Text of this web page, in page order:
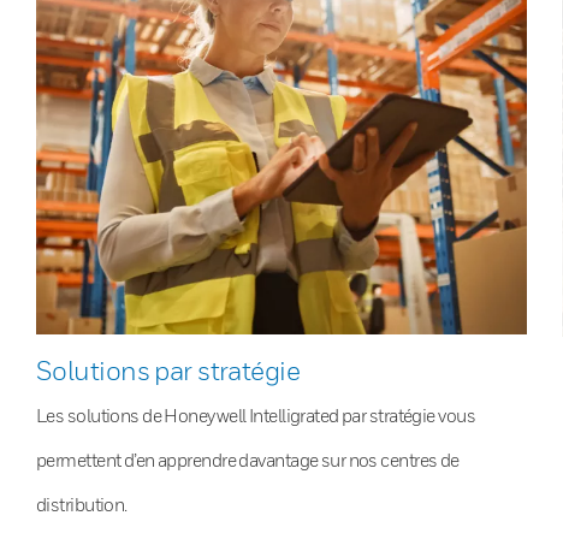
Solutions par stratégie
Les solutions de Honeywell Intelligrated par stratégie vous
permettent d’en apprendre davantage sur nos centres de
distribution.